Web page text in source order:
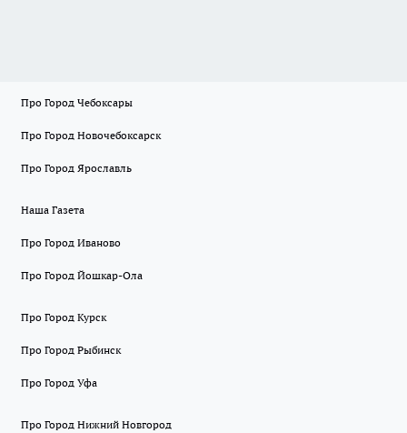
Про Город Чебоксары
Про Город Новочебоксарск
Про Город Ярославль
Наша Газета
Про Город Иваново
Про Город Йошкар-Ола
Про Город Курск
Про Город Рыбинск
Про Город Уфа
Про Город Нижний Новгород